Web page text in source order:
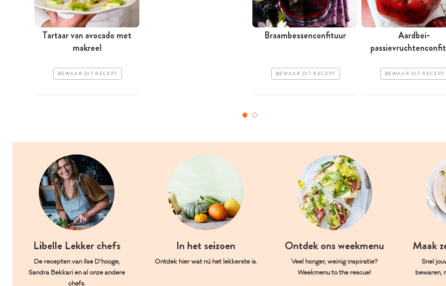
Tartaar van avocado met
makreel
BEWAAR DIT RECEPT
Braambessenconfituur
BEWAAR DIT RECEPT
Aardbei-
BEWAAR DIT RECEPT
Libelle Lekker chefs
De recepten van Ilse D’hooge,
Sandra Bekkari en al onze andere
chefs.
In het seizoen
Ontdek hier wat nú het lekkerste is.
Ontdek ons weekmenu
Veel honger, weinig inspiratie?
Weekmenu to the rescue!
Maak
Snel
bewaren,